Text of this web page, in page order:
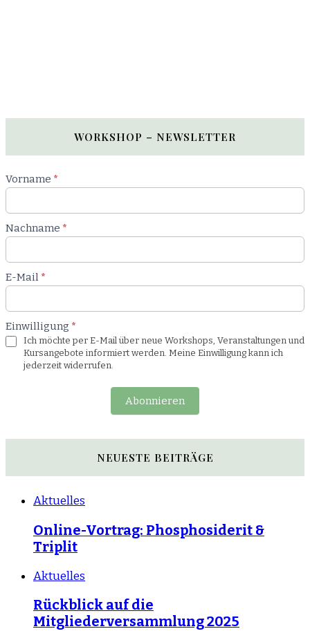
WORKSHOP – NEWSLETTER
Newsletter
Workshop
Vorname *
Nachname *
E-Mail *
Einwilligung *
Ich möchte per E-Mail über neue Workshops, Veranstaltungen und
Kursangebote informiert werden. Meine Einwilligung kann ich
jederzeit widerrufen.
Abonnieren
NEUESTE BEITRÄGE
Aktuelles
Online-Vortrag: Phosphosiderit &
Triplit
Aktuelles
Rückblick auf die
Mitgliederversammlung 2025